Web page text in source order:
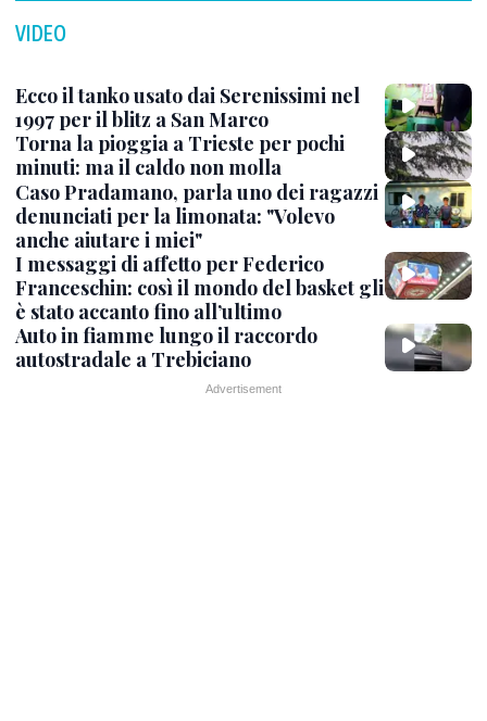
VIDEO
Ecco il tanko usato dai Serenissimi nel
1997 per il blitz a San Marco
Torna la pioggia a Trieste per pochi
minuti: ma il caldo non molla
Caso Pradamano, parla uno dei ragazzi
denunciati per la limonata: "Volevo
anche aiutare i miei"
I messaggi di affetto per Federico
Franceschin: così il mondo del basket gli
è stato accanto fino all’ultimo
Auto in fiamme lungo il raccordo
autostradale a Trebiciano